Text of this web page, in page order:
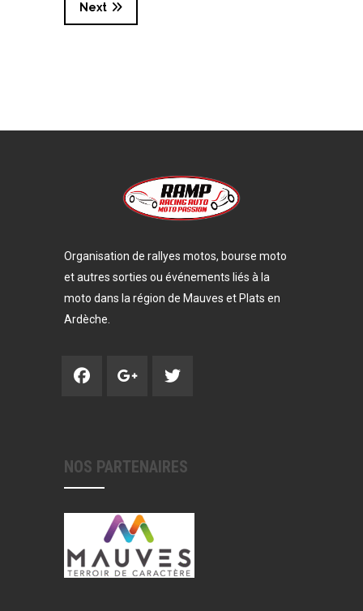
Next
Organisation de rallyes motos, bourse moto
et autres sorties ou événements liés à la
moto dans la région de Mauves et Plats en
Ardèche.
NOS PARTENAIRES